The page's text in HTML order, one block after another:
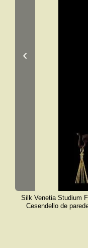
‹
Silk Venetia Studium
Cesendello de